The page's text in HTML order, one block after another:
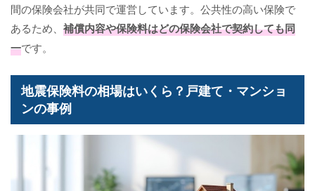
間の保険会社が共同で運営しています。公共性の高い保険で
あるため、 補償内容や保険料はどの保険会社で契約しても同
一です。
地震保険料の相場はいくら？戸建て・マンショ
ンの事例